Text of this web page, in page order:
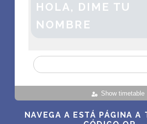
Show timetable
HOLA, DIME TU
NOMBRE
NAVEGA A ESTÁ PÁGINA A